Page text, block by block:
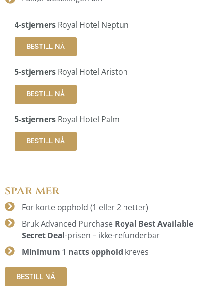
4-stjerners Royal Hotel Neptun
BESTILL NÅ
5-stjerners Royal Hotel Ariston
BESTILL NÅ
5-stjerners Royal Hotel Palm
BESTILL NÅ
spar mer
For korte opphold (1 eller 2 netter)
Bruk Advanced Purchase Royal Best Available
Secret Deal-prisen – ikke-refunderbar
Minimum 1 natts opphold kreves
BESTILL NÅ